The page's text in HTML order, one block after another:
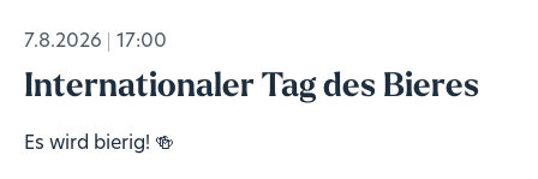
7.8.2026 17:00
Internationaler Tag des Bieres
Es wird bierig! 🍻